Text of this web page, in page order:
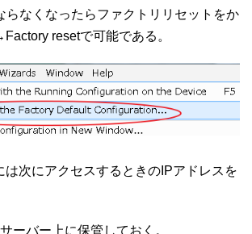
らなくなったらファクトリリセットをか
resetで可能である。
は次にアクセスするときのIPアドレスを
ーバー上に保管しておく。